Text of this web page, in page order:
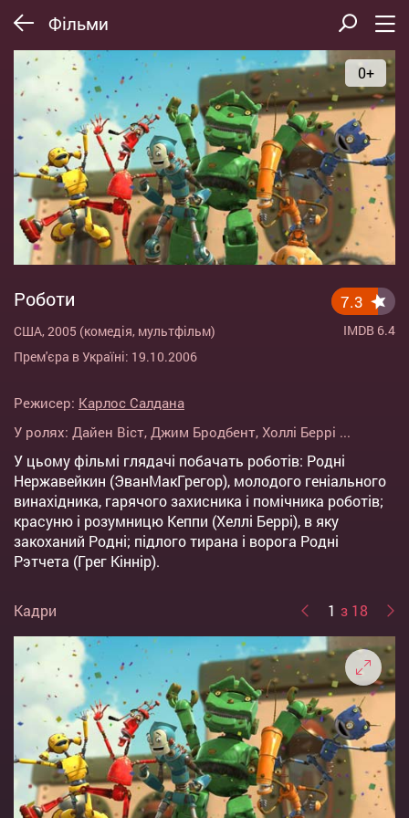
Фільми
0+
Роботи
США, 2005 (комедія, мультфільм)
Прем'єра в Україні: 19.10.2006
7.3
IMDB 6.4
Режисер: Карлос Салдана
У ролях: Дайен Віст, Джим Бродбент, Холлі Беррі ...
У цьому фільмі глядачі побачать роботів: Родні
Нержавейкин (ЭванМакГрегор), молодого геніального
винахідника, гарячого захисника і помічника роботів;
красуню і розумницю Кеппи (Хеллі Беррі), в яку
закоханий Родні; підлого тирана і ворога Родні
Рэтчета (Грег Кіннір).
Кадри 1 з 18